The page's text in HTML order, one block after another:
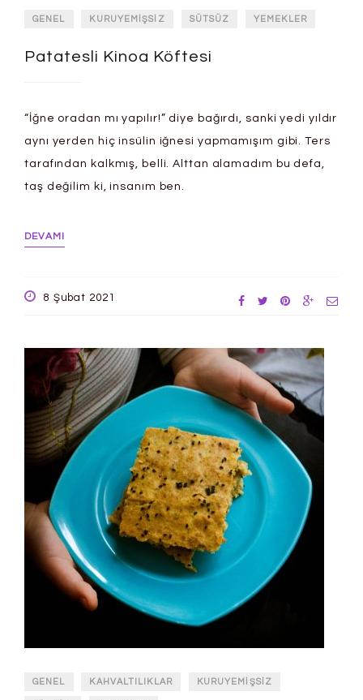
GENEL KURUYEMIŞSIZ SÜTSÜZ YEMEKLER
Patatesli Kinoa Köftesi
“İğne oradan mı yapılır!” diye bağırdı, sanki yedi yıldır
aynı yerden hiç insülin iğnesi yapmamışım gibi. Ters
tarafından kalkmış, belli. Alttan alamadım bu defa,
taş değilim ki, insanım ben.
DEVAMI
8 Şubat 2021
GENEL KAHVALTILIKLAR KURUYEMIŞSIZ